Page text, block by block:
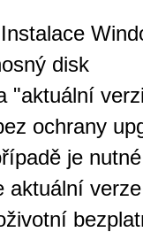
disk
"aktuální
ochrany
je
aktuální